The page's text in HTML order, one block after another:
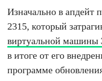
Изначально в апдейт
2315, который
виртуальной
в итоге от его
программе